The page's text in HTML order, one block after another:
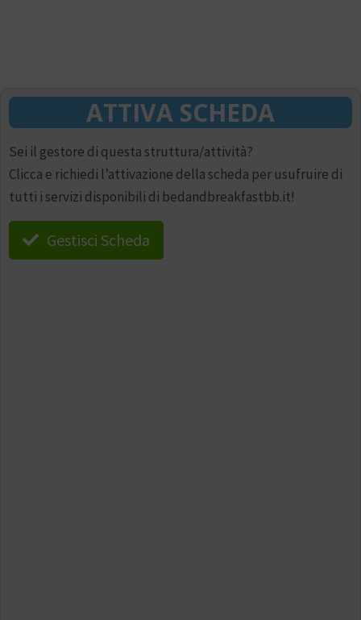
ATTIVA SCHEDA
Sei il gestore di questa struttura/attività?
Clicca e richiedi l’attivazione della scheda per usufruire di
tutti i servizi disponibili di bedandbreakfastbb.it!
Gestisci Scheda